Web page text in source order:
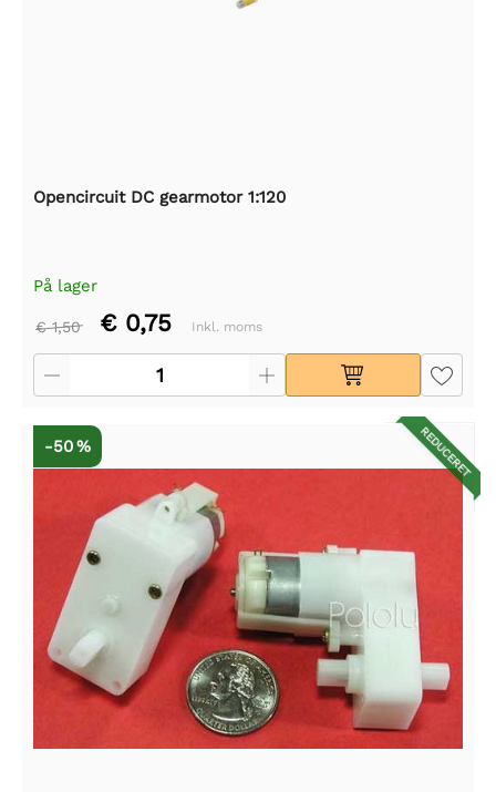
Opencircuit DC gearmotor 1:120
På lager
€ 1,50 € 0,75 Inkl. moms
REDUCERET
-50 %